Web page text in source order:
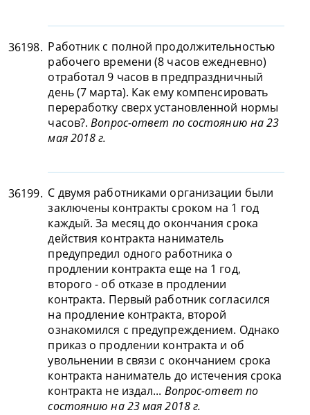
36198. Работник с полной продолжительностью
рабочего времени (8 часов ежедневно)
отработал 9 часов в предпраздничный
день (7 марта). Как ему компенсировать
переработку сверх установленной нормы
часов?.Вопрос-ответ по состоянию на 23
мая 2018 г.
36199. С двумя работниками организации были
заключены контракты сроком на 1 год
каждый. За месяц до окончания срока
действия контракта наниматель
предупредил одного работника о
продлении контракта еще на 1 год,
второго - об отказе в продлении
контракта. Первый работник согласился
на продление контракта, второй
ознакомился с предупреждением. Однако
приказ о продлении контракта и об
увольнении в связи с окончанием срока
контракта наниматель до истечения срока
контракта не издал... Вопрос-ответ по
состоянию на 23 мая 2018 г.